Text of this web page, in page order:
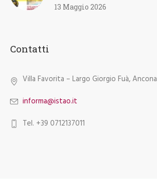
13 Maggio 2026
Contatti
Villa Favorita – Largo Giorgio Fuà, Ancona
informa@istao.it
Tel. +39 0712137011